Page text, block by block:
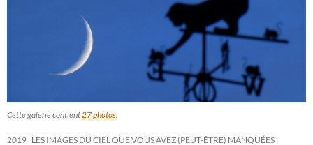
Cette galerie contient 27 photos
2019 : LES IMAGES DU CIEL QUE VOUS AVEZ (PEUT-ÊTRE) MANQUÉES